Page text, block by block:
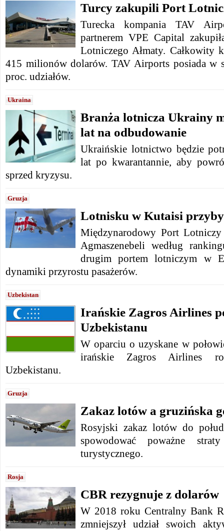
Turcy zakupili Port
Turecka kompania TAV
partnerem VPE Capital
Lotniczego Ałmaty. Całkowity
415 milionów dolarów. TAV Airports posiada w
proc. udziałów.
Ukraina
Branża lotnicza Ukrainy
lat na odbudowanie
Ukraińskie lotnictwo będzie
lat po kwarantannie, aby
sprzed kryzysu.
Gruzja
Lotnisku w Kutaisi
Międzynarodowy Port
Agmaszenebeli według
drugim portem lotniczym w
dynamiki przyrostu pasażerów.
Uzbekistan
Irańskie Zagros Airlines
Uzbekistanu
W oparciu o uzyskane w
irańskie Zagros Airlines
Uzbekistanu.
Gruzja
Zakaz lotów a gruzińska
Rosyjski zakaz lotów do
spowodować poważne
turystycznego.
Rosja
CBR rezygnuje z dolarów
W 2018 roku Centralny Bank
zmniejszył udział swoich